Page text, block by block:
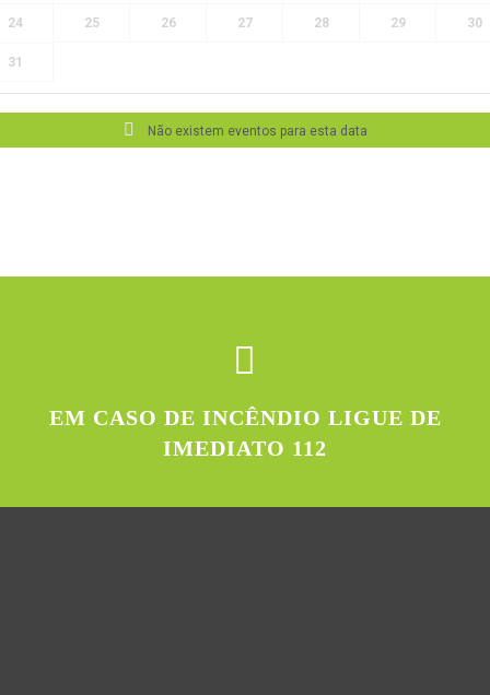
24 25 26 27 28 29 30
31
Não existem eventos para esta data
EM CASO DE INCÊNDIO LIGUE DE
IMEDIATO 112